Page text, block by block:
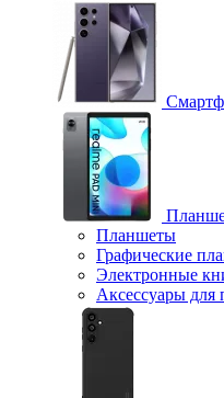
Планшеты
Графические
Электронные
Аксессуары для